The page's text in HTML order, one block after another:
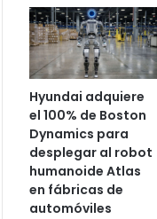
Hyundai adquiere
el 100% de Boston
Dynamics para
desplegar al robot
humanoide Atlas
en fábricas de
automóviles